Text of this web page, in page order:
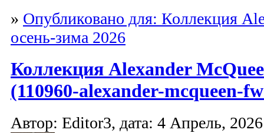
» Опубликовано для: Коллекция
осень-зима 2026
Коллекция Alexander
(110960-alexander-mcqueen-
Автор: Editor3, дата: 4 Апрель,